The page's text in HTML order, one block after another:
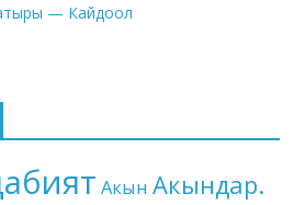
— Кайдоол
Акын Акындар.